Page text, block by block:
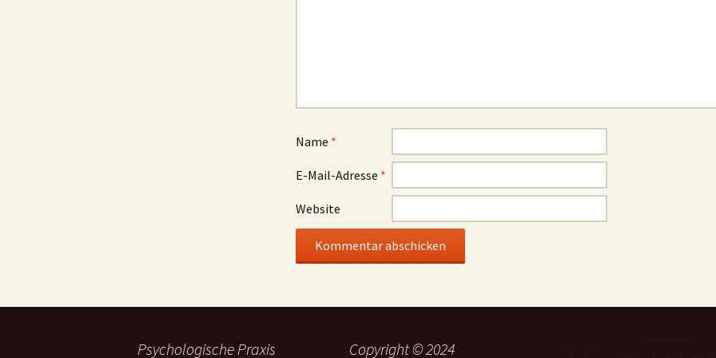
Name *
E-Mail-Adresse *
Website
Psychologische Praxis Copyright © 2024